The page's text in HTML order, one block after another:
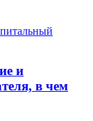
и
в чем